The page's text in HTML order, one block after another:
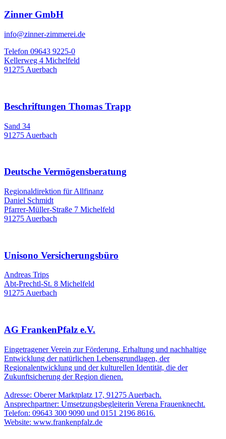
Zinner GmbH
info@zinner-zimmerei.de
Telefon 09643 9225-0
Kellerweg 4 Michelfeld
91275 Auerbach
Beschriftungen Thomas Trapp
Sand 34
91275 Auerbach
Deutsche Vermögensberatung
Regionaldirektion für Allfinanz
Daniel Schmidt
Pfarrer-Müller-Straße 7 Michelfeld
91275 Auerbach
Unisono Versicherungsbüro
Andreas Trips
Abt-Prechtl-St. 8 Michelfeld
91275 Auerbach
AG FrankenPfalz e.V.
Eingetragener Verein zur Förderung, Erhaltung und nachhaltige
Entwicklung der natürlichen Lebensgrundlagen, der
Regionalentwicklung und der kulturellen Identität, die der
Zukunftsicherung der Region dienen.
Adresse: Oberer Marktplatz 17, 91275 Auerbach.
Ansprechpartner: Umsetzungsbegleiterin Verena Frauenknecht.
Telefon: 09643 300 9090 und 0151 2196 8616.
Website: www.frankenpfalz.de